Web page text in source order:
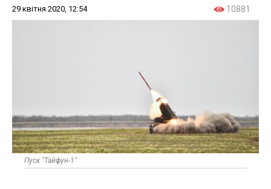
29 квітня 2020, 12:54 10881
Пуск "Тайфун-1"